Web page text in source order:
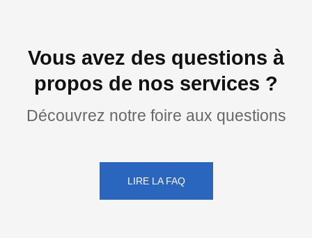
Vous avez des questions à
propos de nos services ?
Découvrez notre foire aux questions
LIRE LA FAQ